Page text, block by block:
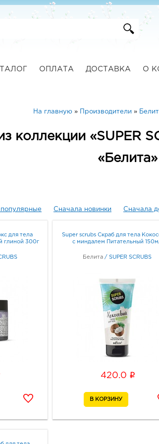
ОПЛАТА ДОСТАВКА О
На главную » Производители »
коллекции «SUPER
«Белита»
Сначала новинки Сначала
для тела
глиной 300г
Super scrubs Скраб для тела
с миндалем Питательный
Белита / SUPER SCRUBS
420.0 i